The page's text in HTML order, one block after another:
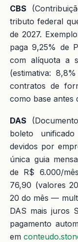
CBS
tributo federal
de 2027.
paga 9,25% de
com alíquota a
(estimativa:
contratos de
como base antes
DAS
boleto
devidos por
única guia
de R$ 6.000/
76,90 (valores
20 do mês —
DAS mais juros
pagamento
em